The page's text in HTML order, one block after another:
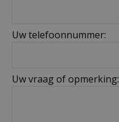
Uw telefoonnummer:
Uw vraag of opmerking: